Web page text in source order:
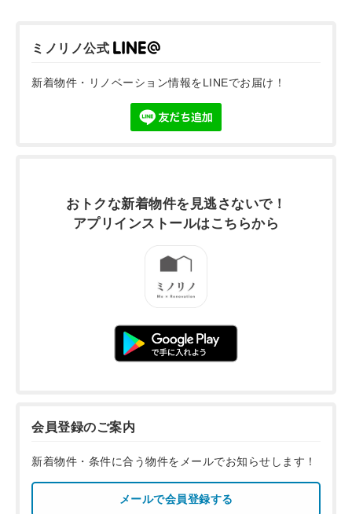
ミノリノ公式
新着物件・リノベーション情報をLINEでお届け！
おトクな新着物件を 見逃さないで！
アプリインストールはこちらから
会員登録のご案内
新着物件・条件に合う物件をメールでお知らせします！
メールで会員登録する